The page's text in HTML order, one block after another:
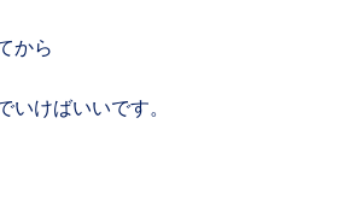
から
いけばいいです。